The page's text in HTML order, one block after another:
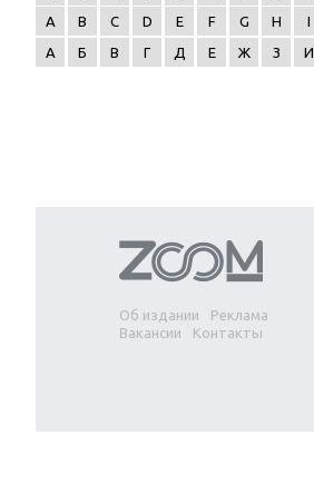
A
B C D E F G H I
А
Б В Г Д Е Ж З И
Об издании
Реклама
Вакансии
Контакты